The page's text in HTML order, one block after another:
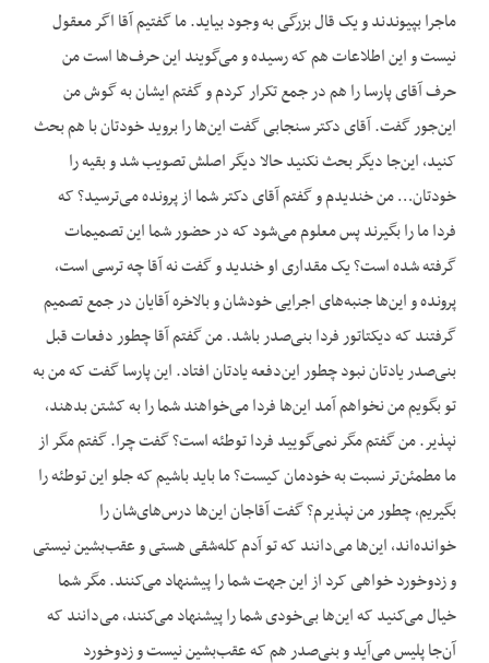
ماجرا بپیوندند و یک قال بزرگی به وجود بیاید. ما گفتیم آقا اگر معقول
نیست و این اطلاعات هم که رسیده و می‌گویند این حرف‌ها است من
حرف آقای پارسا را هم در جمع تکرار کردم و گفتم ایشان به گوش من
این‌جور گفت. آقای دکتر سنجابی گفت این‌ها را بروید خودتان با هم بحث
کنید، این‌جا دیگر بحث نکنید حالا دیگر اصلش تصویب شد و بقیه را
خودتان… من خندیدم و گفتم آقای دکتر شما از پرونده می‌ترسید؟ که
فردا ما را بگیرند پس معلوم می‌شود که در حضور شما این تصمیمات
گرفته شده است؟ یک مقداری او خندید و گفت نه آقا چه ترسی است،
پرونده و این‌ها جنبه‌های اجرایی خودشان و بالاخره آقایان در جمع تصمیم
گرفتند که دیکتاتور فردا بنی‌صدر باشد. من گفتم آقا چطور دفعات قبل
بنی‌صدر یادتان نبود چطور این‌دفعه یادتان افتاد. این پارسا گفت که من به
تو بگویم من نخواهم آمد این‌ها فردا می‌خواهند شما را به کشتن بدهند،
نپذیر. من گفتم مگر نمی‌گویید فردا توطئه است؟ گفت چرا. گفتم مگر از
ما مطمئن‌تر نسبت به خودمان کیست؟ ما باید باشیم که جلو این توطئه را
بگیریم، چطور من نپذیرم؟ گفت آقاجان این‌ها درس‌های‌شان را
خوانده‌اند، این‌ها می‌‌دانند که تو آدم کله‌شقی هستی و عقب‌بشین نیستی
و زدوخورد خواهی کرد از این جهت شما را پیشنهاد می‌کنند. مگر شما
خیال می‌کنید که این‌ها بی‌خودی شما را پیشنهاد می‌کنند، می‌دانند که
آن‌جا پلیس می‌آید و بنی‌صدر هم که عقب‌بشین نیست و زدوخورد